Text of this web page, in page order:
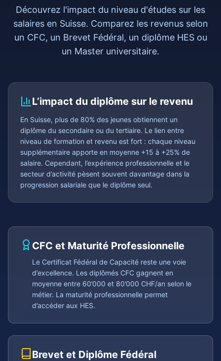
Découvrez l'impact du niveau d'études sur les
salaires en Suisse. Comparez les revenus selon
un CFC, un Brevet Fédéral, un diplôme HES ou
un Master universitaire.
L’impact du diplôme sur le revenu
En Suisse, plus de 80% des jeunes obtiennent un
diplôme du secondaire ou du tertiaire. Le lien entre
niveau de formation et revenu est fort : chaque niveau
supplémentaire apporte en moyenne +15 à +25% de
salaire. Cependant, l’expérience professionnelle et le
secteur d’activité pèsent souvent davantage dans la
progression salariale que le diplôme seul.
CFC et Maturité Professionnelle
Le Certificat Fédéral de Capacité reste une voie
d’excellence. Les diplômés CFC gagnent en
moyenne entre 60’000 et 80’000 CHF/an selon le
métier. La maturité professionnelle permet
d’accéder aux HES.
Brevet et Diplôme Fédéral